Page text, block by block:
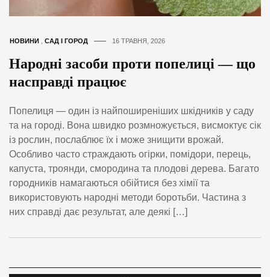
НОВИНИ САД І ГОРОД 16 ТРАВНЯ, 2026
Народні засоби проти попелиці — що
насправді працює
Попелиця — один із найпоширеніших шкідників у саду
та на городі. Вона швидко розмножується, висмоктує сік
із рослин, послаблює їх і може знищити врожай.
Особливо часто страждають огірки, помідори, перець,
капуста, троянди, смородина та плодові дерева. Багато
городників намагаються обійтися без хімії та
використовують народні методи боротьби. Частина з
них справді дає результат, але деякі […]